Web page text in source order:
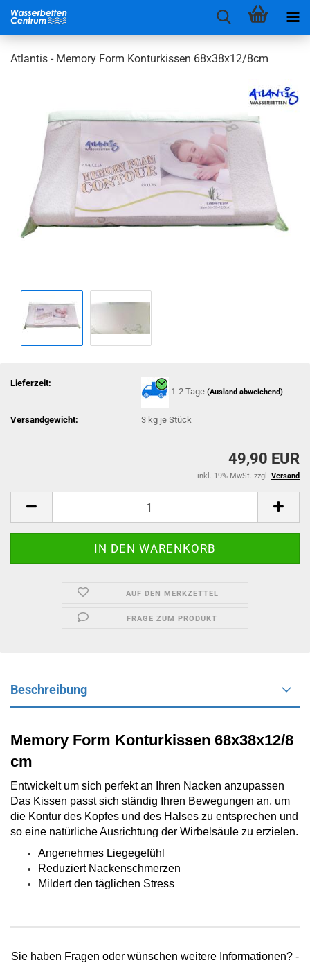
Atlantis - Memory Form Konturkissen 68x38x12/8cm
Lieferzeit:
1-2 Tage(Ausland abweichend)
Versandgewicht: 3 kg je Stück
49,90 EUR
inkl. 19% MwSt. zzgl. Versand
AUF DEN MERKZETTEL
FRAGE ZUM PRODUKT
Beschreibung
Memory Form Konturkissen 68x38x12/8
cm
Entwickelt um sich perfekt an Ihren Nacken anzupassen
Das Kissen passt sich ständig Ihren Bewegungen an, um
die Kontur des Kopfes und des Halses zu entsprechen und
so eine natürliche Ausrichtung der Wirbelsäule zu erzielen.
Angenehmes Liegegefühl
Reduziert Nackenschmerzen
Mildert den täglichen Stress
Sie haben Fragen oder wünschen weitere Informationen? -